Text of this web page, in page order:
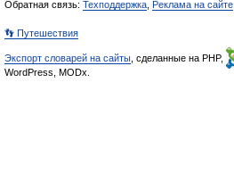
Обратная связь: Техподдержка Реклама на сайте
👣 Путешествия
Экспорт словарей на сайты , сделанные на PHP,
WordPress, MODx.